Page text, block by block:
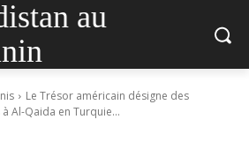
au
Le Trésor américain désigne des
Al-Qaida en Turquie...